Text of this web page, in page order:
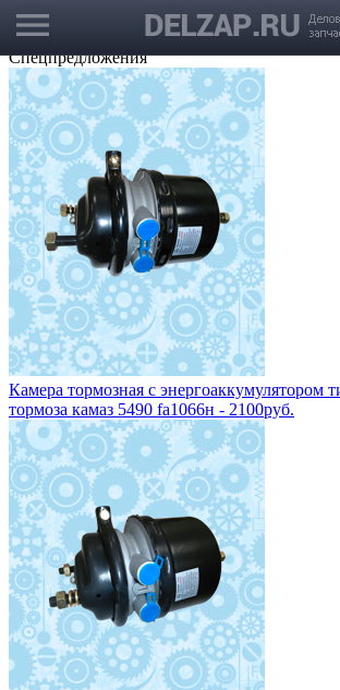
menu
Выбрать город
Корзина
Заказать звонок
Спецпредложения
Камера тормозная с энергоаккумулятором
тормоза камаз 5490 fa1066н - 2100руб.